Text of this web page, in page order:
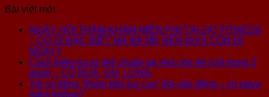
Bài viết mới
NGÀY HỘI THĂM KHÁM MIỄN PHÍ TẠI 247 FITNESS
– CÓ GÌ ĐẶC BIỆT MÀ BA MẸ NÊN ĐƯA CON ĐI
NGAY?
Cách kiểm tra tư thế chuẩn tại nhà cho trẻ (chỉ trong 3
phút) – CỔ RÙA, VAI, LƯNG
Trẻ có tiếng “khớp kêu lục cục” khi vận động – có nguy
hiểm không?